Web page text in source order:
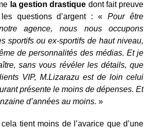
la gestion drastique dont fait preuve
les questions d’argent : «Pour être
agence, nous nous occupons
sportifs ou ex-sportifs de haut niveau,
de personnalités des médias. Et je
sans vous révéler les détails, que
VIP, M.Lizarazu est de loin celui
présente le moins de dépenses. Et
d’années au moins. »
tient moins de l’avarice que d’une